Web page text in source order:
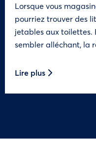
Lorsque vous
pourriez trouver des
jetables aux toilettes.
sembler alléchant, la
Lire plus